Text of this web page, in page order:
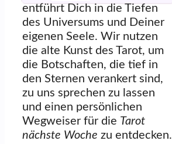
entführt Dich in die Tiefen
des Universums und Deiner
eigenen Seele. Wir nutzen
die alte Kunst des Tarot, um
die Botschaften, die tief in
den Sternen verankert sind,
zu uns sprechen zu lassen
und einen persönlichen
Wegweiser für die Tarot
nächste Woche zu entdecken.